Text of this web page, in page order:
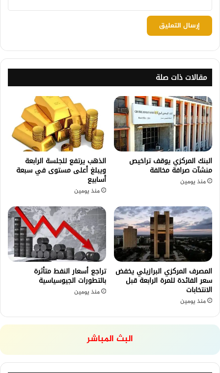
مقالات ذات صلة
البنك المركزي يوقف تراخيص
منشآت صرافة مخالفة
منذ يومين
الذهب يرتفع للجلسة الرابعة
ويبلغ أعلى مستوى في سبعة
أسابيع
منذ يومين
المصرف المركزي البرازيلي يخفض
سعر الفائدة للمرة الرابعة قبل
الانتخابات
منذ يومين
تراجع أسعار النفط متأثرة
بالتطورات الجيوسياسية
منذ يومين
البث المباشر